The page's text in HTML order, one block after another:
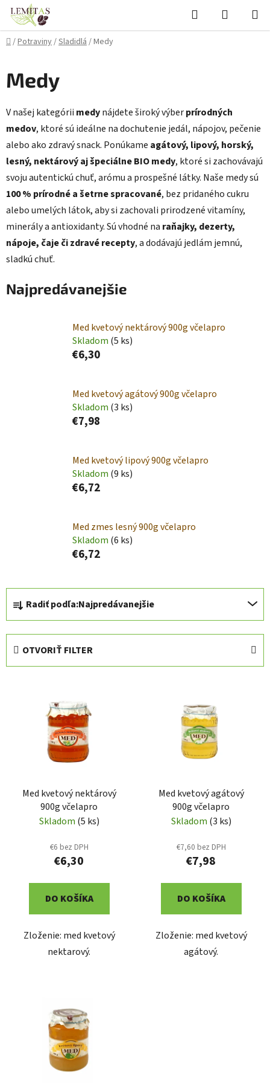
Prejsť
obsah
Hľadať
KOŠÍK
Domov
/Potraviny/Sladidlá/Medy
Medy
Vnašej kategórii medynájdeteširokývýberprírodných
medov, ktorésú ideálne nadochutenie jedál, nápojov, pečenie
aleboako zdravýsnack. Ponúkame agátový, lipový, horský,
lesný, nektárovýajšpeciálneBIOmedy, ktorési zachovávajú
svojuautentickúchuť,arómua prospešné látky. Naše medysú
100 % prírodnéašetrnespracované, bez pridanéhocukru
aleboumelých látok,abysi zachovali prirodzenévitamíny,
minerályaantioxidanty.Súvhodné na raňajky, dezerty,
nápoje, čaječizdravérecepty,adodávajú jedlám jemnú,
sladkúchuť.
Najpredávanejšie
Med kvetový nektárový 900g včelapro
Skladom (5 ks)
€6,30
Med kvetový agátový 900g včelapro
Skladom (3 ks)
€7,98
Med kvetový lipový 900g včelapro
Skladom (9 ks)
€6,72
Med zmes lesný 900g včelapro
Skladom (6 ks)
€6,72
R
a
d
Radiť podľa:Najpredávanejšie
OTVORIŤ FILTER
Med kvetový nektárový
900g včelapro
Skladom (5 ks)
€6 bez DPH
€6,30
DO KOŠÍKA
Zloženie: med kvetový
nektarový.
Med kvetový agátový
900g včelapro
Skladom (3 ks)
€7,60 bez DPH
€7,98
DO KOŠÍKA
Zloženie: med kvetový
agátový.